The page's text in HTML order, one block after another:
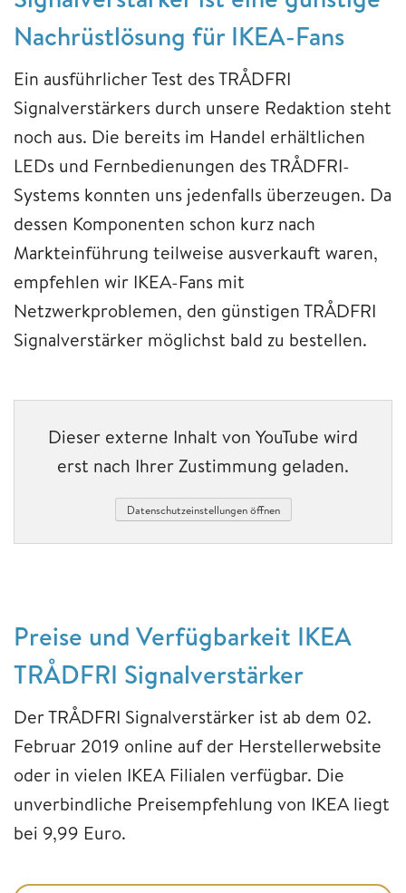
Nachrüstlösung für IKEA-Fans
Ein ausführlicher Test des TRÅDFRI
Signalverstärkers durch unsere Redaktion steht
noch aus. Die bereits im Handel erhältlichen
LEDs und Fernbedienungen des TRÅDFRI-
Systems konnten uns jedenfalls überzeugen. Da
dessen Komponenten schon kurz nach
Markteinführung teilweise ausverkauft waren,
empfehlen wir IKEA-Fans mit
Netzwerkproblemen, den günstigen TRÅDFRI
Signalverstärker möglichst bald zu bestellen.
Dieser externe Inhalt von YouTube wird
erst nach Ihrer Zustimmung geladen.
Datenschutzeinstellungen öffnen
Preise und Verfügbarkeit IKEA
TRÅDFRI Signalverstärker
Der TRÅDFRI Signalverstärker ist ab dem 02.
Februar 2019 online auf der Herstellerwebsite
oder in vielen IKEA Filialen verfügbar. Die
unverbindliche Preisempfehlung von IKEA liegt
bei 9,99 Euro.